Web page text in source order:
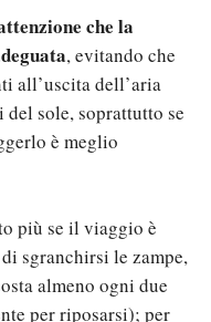
che la
, evitando che
all’uscita dell’aria
sole, soprattutto se
è meglio
più se il viaggio è
sgranchirsi le zampe,
almeno ogni due
per riposarsi); per